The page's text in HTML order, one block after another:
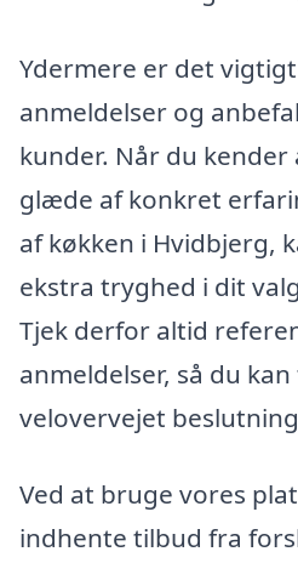
Ydermere er det
anmeldelser og
kunder. Når du
glæde af konkret
af køkken i Hvidbjerg,
ekstra tryghed i dit
Tjek derfor altid
anmeldelser, så du
velovervejet
Ved at bruge vores
indhente tilbud fra